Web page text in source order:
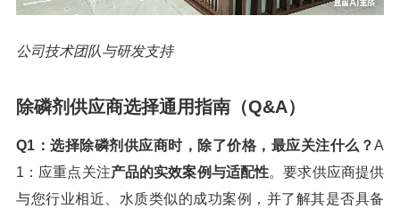
公司技术团队与研发支持
除磷剂供应商选择通用指南（Q&A）
Q1：选择除磷剂供应商时，除了价格，最应关注什么？A
1：应重点关注产品的实效案例与适配性。要求供应商提供
与您行业相近、水质类似的成功案例，并了解其是否具备